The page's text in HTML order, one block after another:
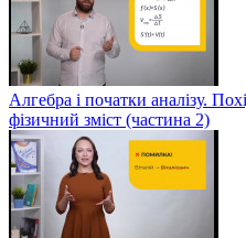
Алгебра і початки аналізу.
фізичний зміст (частина 2)